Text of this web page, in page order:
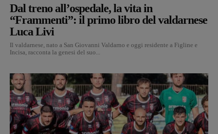
Dal treno all’ospedale, la vita in
“Frammenti”: il primo libro del valdarnese
Luca Livi
Il valdarnese, nato a San Giovanni Valdarno e oggi residente a Figline e
Incisa, racconta la genesi del suo...